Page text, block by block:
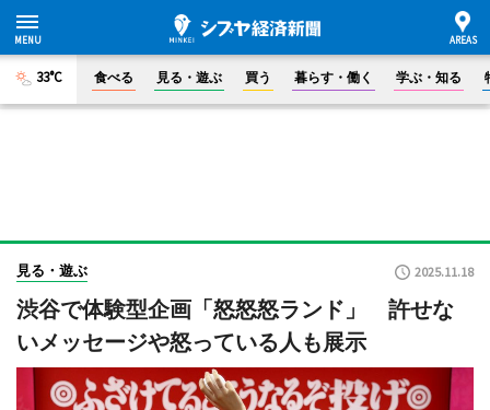
33°C 食べる 見る・遊ぶ 買う 暮らす・働く 学ぶ・知る
見る・遊ぶ 2025.11.18
渋谷で体験型企画「怒怒怒ランド」 許せな
いメッセージや怒っている人も展示